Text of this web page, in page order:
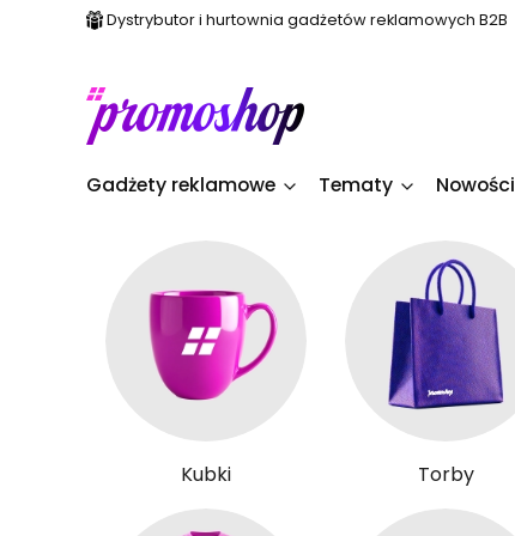
Dystrybutor i hurtownia gadżetów reklamowych B2B
Gadżety reklamowe Tematy Nowości
Kubki Torby